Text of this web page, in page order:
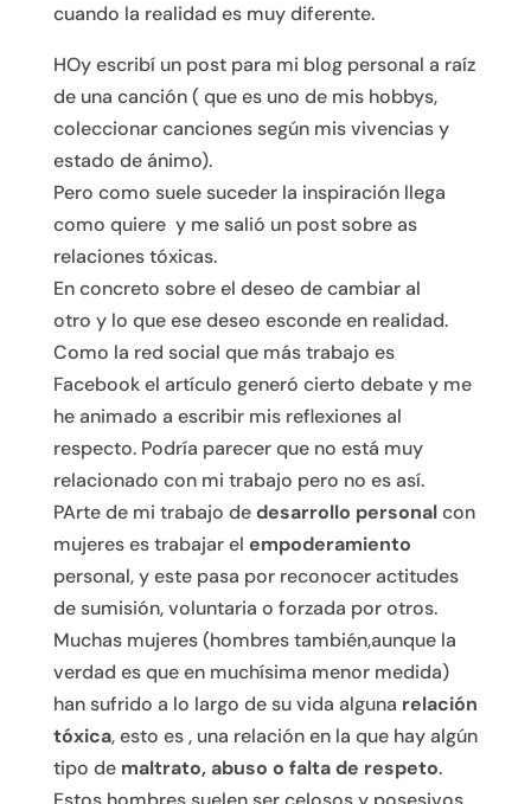
cuando la realidad es muy diferente.
HOy escribí un post para mi blog personal a raíz
de una canción ( que es uno de mis hobbys,
coleccionar canciones según mis vivencias y
estado de ánimo).
Pero como suele suceder la inspiración llega
como quiere y me salió un post sobre as
relaciones tóxicas.
En concreto sobre el deseo de cambiar al
otro y lo que ese deseo esconde en realidad.
Como la red social que más trabajo es
Facebook el artículo generó cierto debate y me
he animado a escribir mis reflexiones al
respecto. Podría parecer que no está muy
relacionado con mi trabajo pero no es así.
PArte de mi trabajo dedesarrollo personalcon
mujeres es trabajar el empoderamiento
personal, y este pasa por reconocer actitudes
de sumisión, voluntaria o forzada por otros.
Muchas mujeres (hombres también,aunque la
verdad es que en muchísima menor medida)
han sufrido a lo largo de su vida alguna relación
tóxica, esto es , una relación en la que hay algún
tipo de maltrato, abuso o falta de respeto.